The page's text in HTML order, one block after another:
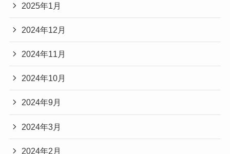
2025年1月
2024年12月
2024年11月
2024年10月
2024年9月
2024年3月
2024年2月